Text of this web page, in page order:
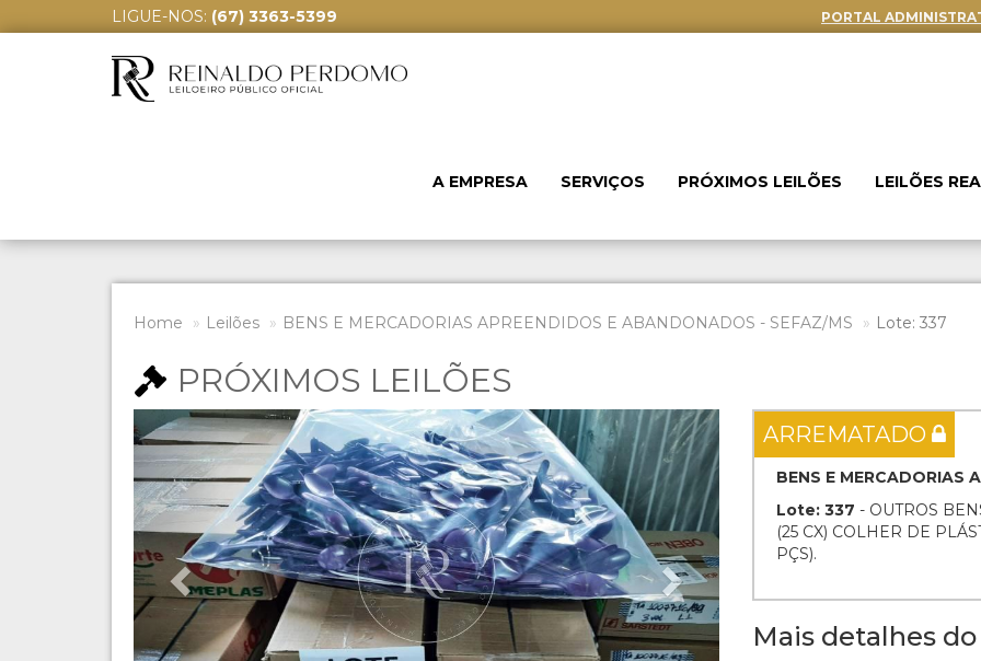
LIGUE-NOS: (67) 3363-5399 PORTAL
A EMPRESA SERVIÇOS PRÓXIMOS LEILÕES LEILÕES
Home Leilões BENS E MERCADORIAS APREENDIDOS E ABANDONADOS - SEFAZ/MS Lote: 337
PRÓXIMOS LEILÕES
Previous Next ARREMATADO
BENS E MERCADORIAS
Lote: 337 - OUTROS
(25 CX) COLHER DE
PÇS).
Mais detalhes